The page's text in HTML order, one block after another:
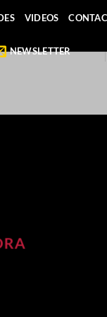
VIDEOS
NEWSLETTER